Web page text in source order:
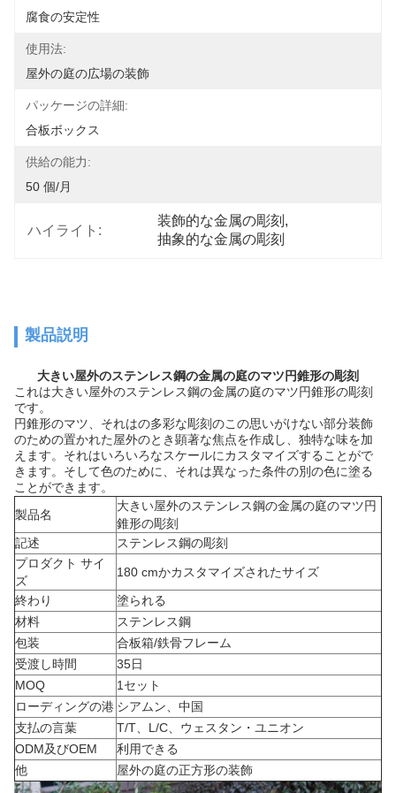
腐食の安定性
使用法:
屋外の庭の広場の装飾
パッケージの詳細:
合板ボックス
供給の能力:
50 個/月
ハイライト:
装飾的な金属の彫刻 ,
抽象的な金属の彫刻
製品説明
大きい屋外のステンレス鋼の金属の庭のマツ円錐形の彫刻
これは大きい屋外のステンレス鋼の金属の庭のマツ円錐形の彫刻
です。
円錐形のマツ、それはの多彩な彫刻のこの思いがけない部分装飾
のための置かれた屋外のとき顕著な焦点を作成し、独特な味を加
えます。それはいろいろなスケールにカスタマイズすることがで
きます。そして色のために、それは異なった条件の別の色に塗る
ことができます。
製品名
大きい屋外のステンレス鋼の金属の庭のマツ円
錐形の彫刻
記述
ステンレス鋼の彫刻
プロダクト サイ
ズ
180 cmかカスタマイズされたサイズ
終わり
塗られる
材料
ステンレス鋼
包装
合板箱/鉄骨フレーム
受渡し時間
35日
MOQ
1セット
ローディングの港 シアムン、中国
支払の言葉
T/T、L/C、ウェスタン・ユニオン
ODM及びOEM
利用できる
他
屋外の庭の正方形の装飾